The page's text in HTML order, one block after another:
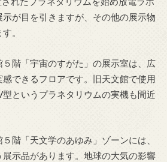
が目を引きますが、その他の展示物
。
階「宇宙のすがた」の展示室は、広
できるフロアです。旧天文館で使用
というプラネタリウムの実機も間近
階「天文学のあゆみ」ゾーンには、
展示品があります。地球の大気の影響